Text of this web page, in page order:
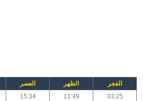
الفجر الظهر العصر
03:25
11:49
15:34